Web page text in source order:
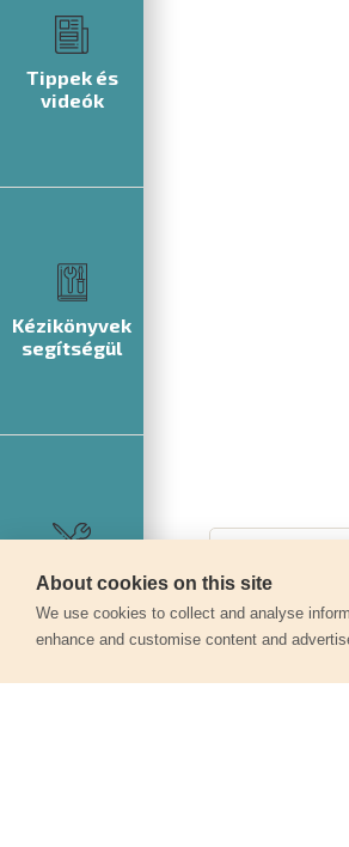
Tippek és
videók
Kézikönyvek
segítségül
Szerviz
About cookies on this site
We use cookies to collect and analyse
enhance and customise content and